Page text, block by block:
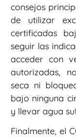
consejos
de utilizar
certificadas
seguir las
acceder con
autorizadas,
seca ni
bajo ninguna
y llevar agua
Finalmente, el